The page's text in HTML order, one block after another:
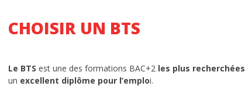
CHOISIR UN BTS
Le BTS est une des formations BAC+2 les plus recherchées
un excellent diplôme pour l’emploi.
deviennent-ils après les études?